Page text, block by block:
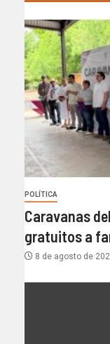
POLÍTICA
Caravanas
gratuitos a
8 de agosto de